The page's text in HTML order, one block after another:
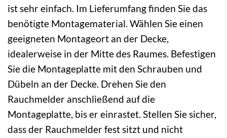
ist sehr einfach. Im Lieferumfang finden Sie das
benötigte Montagematerial. Wählen Sie einen
geeigneten Montageort an der Decke,
idealerweise in der Mitte des Raumes. Befestigen
Sie die Montageplatte mit den Schrauben und
Dübeln an der Decke. Drehen Sie den
Rauchmelder anschließend auf die
Montageplatte, bis er einrastet. Stellen Sie sicher,
dass der Rauchmelder fest sitzt und nicht